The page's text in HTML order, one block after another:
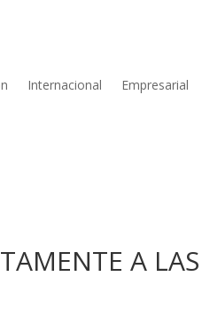
Internacional Empresarial
A